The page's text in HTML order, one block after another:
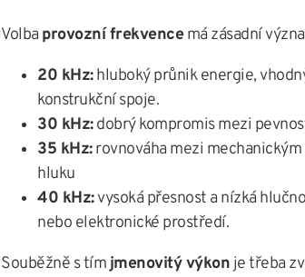
Volba provozní frekvencemá zásadní
20 kHz:hluboký průnik energie,
konstrukční spoje.
30 kHz:dobrý kompromis mezi
35 kHz:rovnováha mezi
hluku
40 kHz:vysoká přesnost a nízká
nebo elektronické prostředí.
Souběžně s tímjmenovitý výkon je třeba